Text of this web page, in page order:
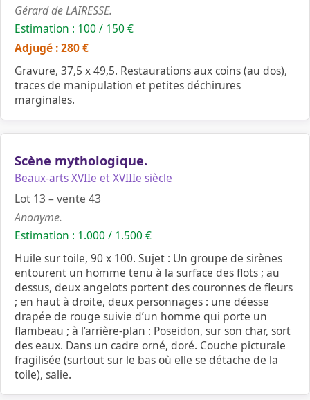
Gérard de LAIRESSE.
Estimation : 100 / 150 €
Adjugé : 280 €
Gravure, 37,5 x 49,5. Restaurations aux coins (au dos),
traces de manipulation et petites déchirures
marginales.
Scène mythologique.
Beaux-arts XVIIe et XVIIIe siècle
Lot 13 – vente 43
Anonyme.
Estimation : 1.000 / 1.500 €
Huile sur toile, 90 x 100. Sujet : Un groupe de sirènes
entourent un homme tenu à la surface des flots ; au
dessus, deux angelots portent des couronnes de fleurs
; en haut à droite, deux personnages : une déesse
drapée de rouge suivie d’un homme qui porte un
flambeau ; à l’arrière-plan : Poseidon, sur son char, sort
des eaux. Dans un cadre orné, doré. Couche picturale
fragilisée (surtout sur le bas où elle se détache de la
toile), salie.